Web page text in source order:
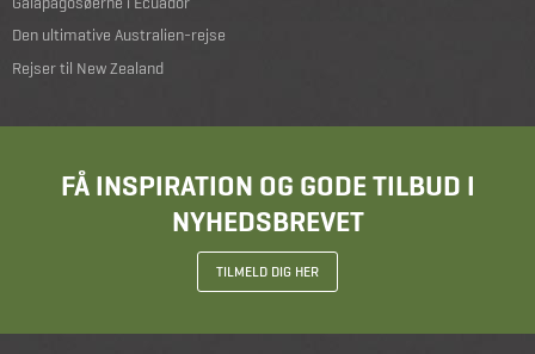
Den ultimative Australien-rejse
Rejser til New Zealand
FÅ INSPIRATION OG GODE TILBUD I
NYHEDSBREVET
TILMELD DIG HER